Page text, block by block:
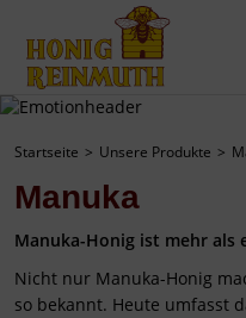
Startseite Unsere Produkte
Manuka
Manuka-Honig ist mehr als
Nicht nur Manuka-Honig
so bekannt. Heute umfasst